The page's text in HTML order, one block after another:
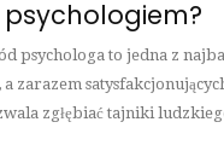
psychologa to jedna z
zarazem
zgłębiać tajniki